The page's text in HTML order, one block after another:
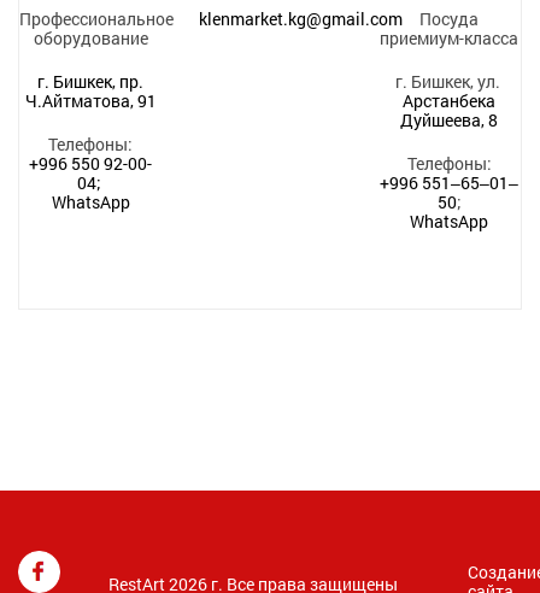
Профессиональное
оборудование
г. Бишкек, пр.
Ч.Айтматова, 91
Телефоны:
+996 550 92-00-
04;
WhatsApp
klenmarket.kg@gmail.com
Посуда
приемиум-класса
г. Бишкек, ул.
Арстанбека
Дуйшеева, 8
Телефоны:
+996 551‒65‒01‒
50;
WhatsApp
RestArt 2026 г. Все права защищены